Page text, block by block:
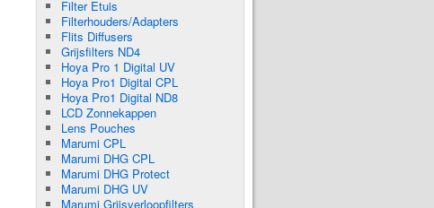
Filter Etuis
Filterhouders/Adapters
Flits Diffusers
Grijsfilters ND4
Hoya Pro 1 Digital UV
Hoya Pro1 Digital CPL
Hoya Pro1 Digital ND8
LCD Zonnekappen
Lens Pouches
Marumi CPL
Marumi DHG CPL
Marumi DHG Protect
Marumi DHG UV
Marumi Grijsverloopfilters